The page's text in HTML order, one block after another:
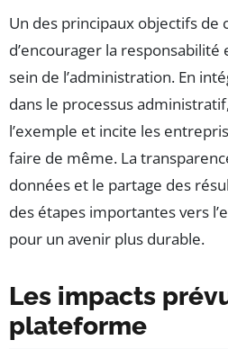
Un des principaux objectifs
d’encourager la
sein de l’administration. En
dans le processus
l’exemple et incite les
faire de même. La
données et le partage des
des étapes importantes vers
pour un avenir plus durable.
Les impacts
plateforme